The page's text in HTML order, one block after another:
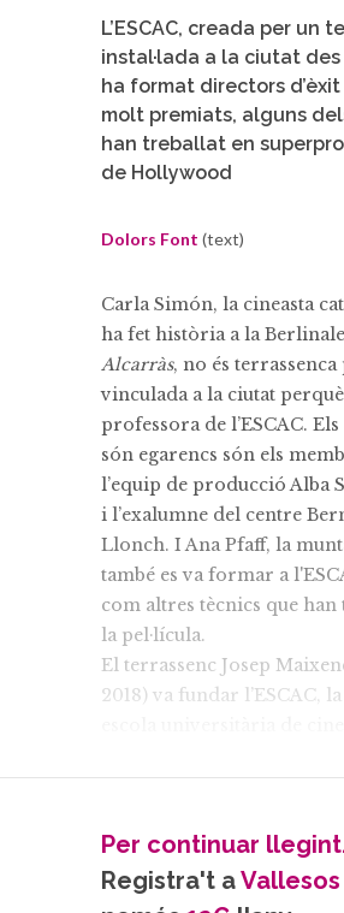
L’ESCAC, creada per un
instal·lada a la ciutat des
ha format directors
molt premiats, alguns
han treballat en
de Hollywood
Dolors Font (text)
Carla Simón, la cineasta
ha fet història a la
Alcarràs, no és terrassenca
vinculada a la ciutat
professora de l’ESCAC.
són egarencs són els
l’equip de producció Alba
i l’exalumne del centre
Llonch. I Ana Pfaff, la
també es va formar a
com altres tècnics que han
la pel·lícula.
El terrassenc Josep
2018) va fundar l’ESCAC,
traslladar a Terrassa el
mil alumnes. L’escola té la
pròpia productora, que va
com Escándalo Films l’any
Per continuar
Registra't aVallesos